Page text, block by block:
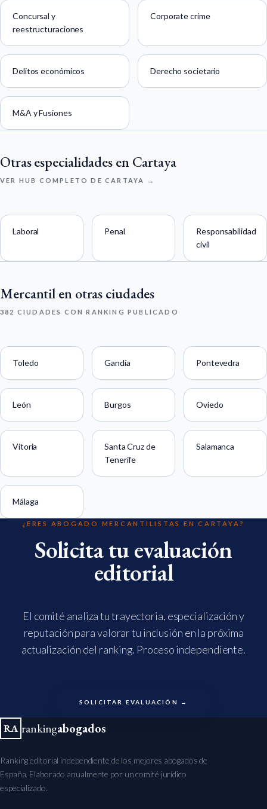
Concursal y
reestructuraciones
Corporate crime
Delitos económicos Derecho societario
M&A y Fusiones
Otras especialidades en Cartaya
VER HUB COMPLETO DE CARTAYA →
Laboral Penal
Responsabilidad
civil
Mercantil en otras ciudades
382 CIUDADES CON RANKING PUBLICADO
Toledo Gandía Pontevedra
León Burgos Oviedo
Vitoria
Santa Cruz de
Tenerife
Salamanca
Málaga
¿ERES ABOGADO MERCANTILISTAS EN CARTAYA?
Solicita tu evaluación
editorial
El comité analiza tu trayectoria, especialización y
reputación para valorar tu inclusión en la próxima
actualización del ranking. Proceso independiente.
SOLICITAR EVALUACIÓN →
RA rankingabogados
Ranking editorial independiente de los mejores abogados de
España. Elaborado anualmente por un comité jurídico
especializado.